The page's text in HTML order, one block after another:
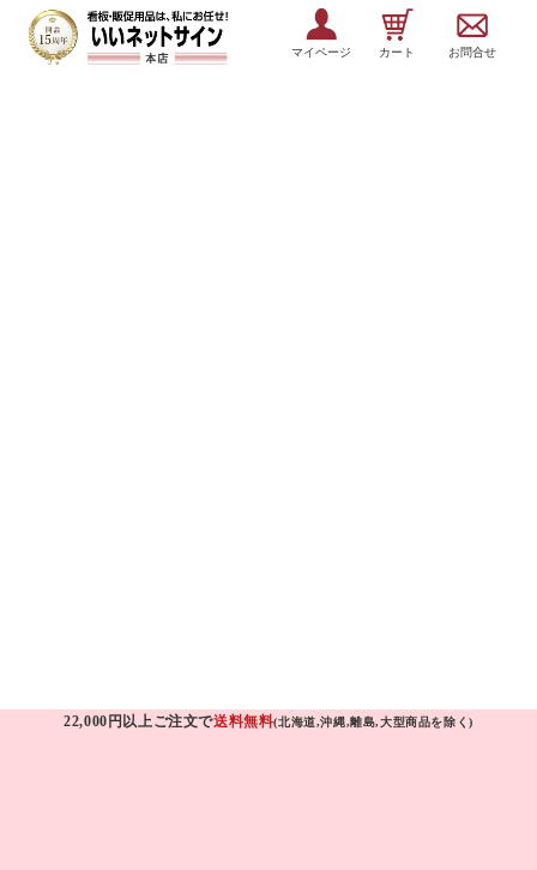
マイページ カート お問合せ
22,000円以上ご注文で送料無料(北海道,沖縄,離島,大型商品を除く)